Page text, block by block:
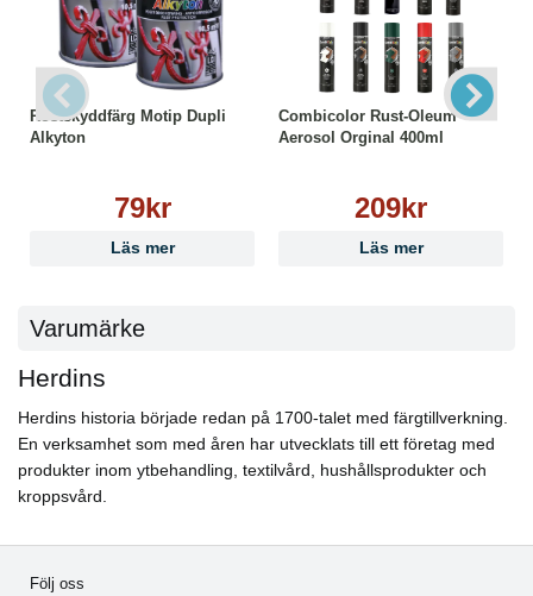
Rostskyddfärg Motip Dupli
Alkyton
79kr
Läs mer
Combicolor Rust-Oleum
Aerosol Orginal 400ml
209kr
Läs mer
Varumärke
Herdins
Herdins historia började redan på 1700-talet med färgtillverkning.
En verksamhet som med åren har utvecklats till ett företag med
produkter inom ytbehandling, textilvård, hushållsprodukter och
kroppsvård.
Följ oss